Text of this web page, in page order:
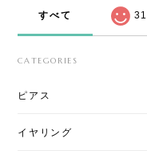
すべて 31
CATEGORIES
ピアス
イヤリング